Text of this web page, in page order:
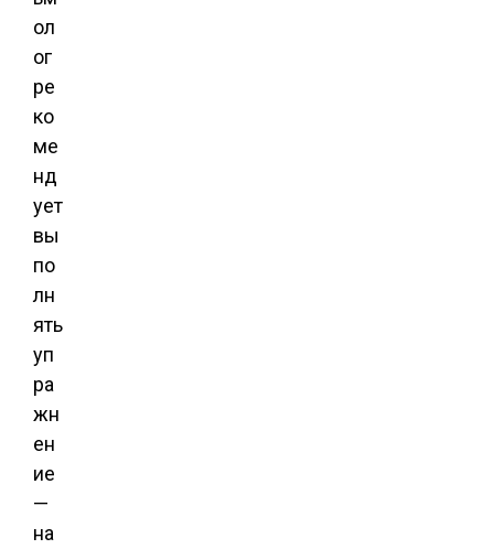
ол
ог
ре
ко
ме
нд
ует
вы
по
лн
ять
уп
ра
жн
ен
ие
—
на